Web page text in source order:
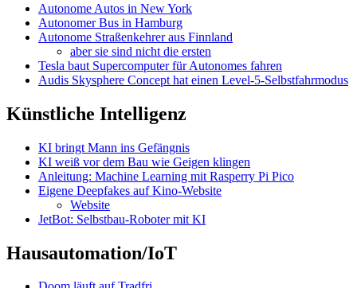
Autonome Autos in New York
Autonomer Bus in Hamburg
Autonome Straßenkehrer aus Finnland
aber sie sind nicht die ersten
Tesla baut Supercomputer für Autonomes fahren
Audis Skysphere Concept hat einen Level-5-Selbstfahrmodus
Künstliche Intelligenz
KI bringt Mann ins Gefängnis
KI weiß vor dem Bau wie Geigen klingen
Anleitung: Machine Learning mit Rasperry Pi Pico
Eigene Deepfakes auf Kino-Website
Website
JetBot: Selbstbau-Roboter mit KI
Hausautomation/IoT